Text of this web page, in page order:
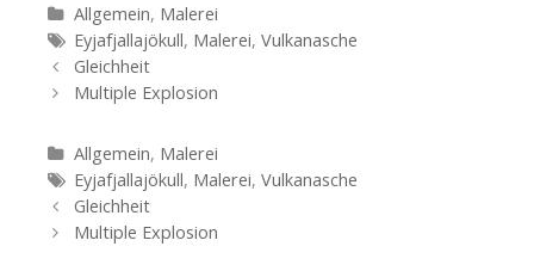
Kategorien
Allgemein, Malerei
Tags
Eyjafjallajökull, Malerei, Vulkanasche
Beitrags-
Navigation
Gleichheit
Multiple Explosion
Kategorien
Allgemein, Malerei
Tags
Eyjafjallajökull, Malerei, Vulkanasche
Beitrags-
Navigation
Gleichheit
Multiple Explosion